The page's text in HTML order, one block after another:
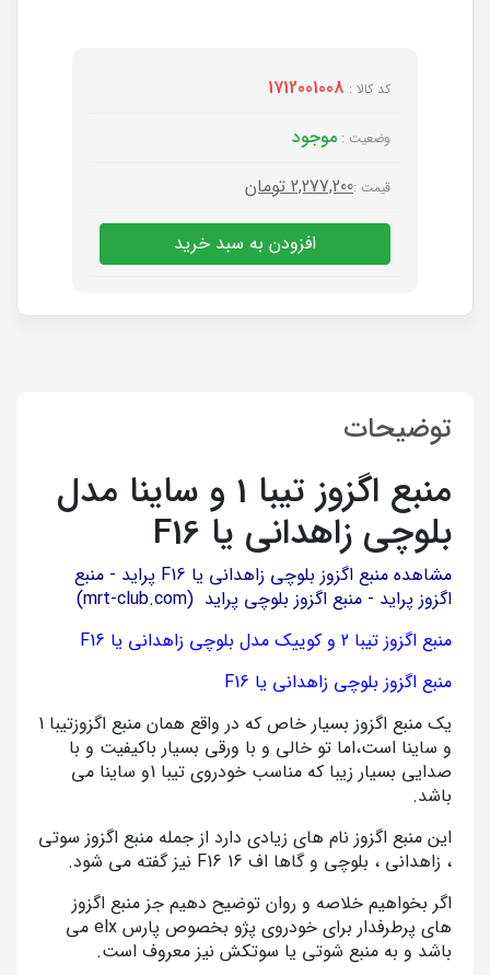
کد کالا : 1712001008
وضعیت : موجود
قیمت :2,277,200 تومان
افزودن به سبد خرید
توضیحات
منبع اگزوز تیبا 1 و ساینا مدل
بلوچی زاهدانی یا F16
مشاهده
منبع اگزوز بلوچی زاهدانی یا F16 پراید - منبع
اگزوز پراید - منبع اگزوز بلوچی پراید (mrt-club.com)
منبع اگزوز تیبا 2 و کوییک مدل بلوچی زاهدانی یا F16
منبع اگزوز بلوچی زاهدانی یا F16
یک منبع اگزوز بسیار خاص که در واقع همان منبع اگزوزتیبا 1
و ساینا است،اما تو خالی و با ورقی بسیار باکیفیت و با
صدایی بسیار زیبا که مناسب خودروی تیبا 1و ساینا می
باشد.
این منبع اگزوز نام های زیادی دارد از جمله منبع اگزوز سوتی
، زاهدانی ، بلوچی و گاها اف 16 F16 نیز گفته می شود.
اگر بخواهیم خلاصه و روان توضیح دهیم جز منبع اگزوز
های پرطرفدار برای خودروی پژو بخصوص پارس elx می
باشد و به منبع شوتی یا سوتکش نیز معروف است.